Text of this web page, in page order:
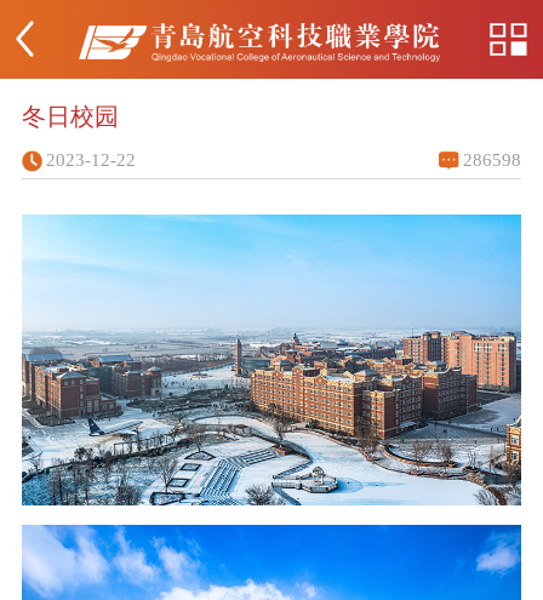
冬日校园
2023-12-22 286598